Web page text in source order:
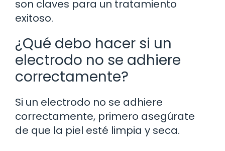
son claves para un tratamiento
exitoso.
¿Qué debo hacer si un
electrodo no se adhiere
correctamente?
Si un electrodo no se adhiere
correctamente, primero asegúrate
de que la piel esté limpia y seca.